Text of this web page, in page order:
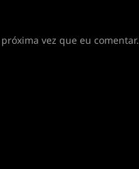
vez que eu comentar.